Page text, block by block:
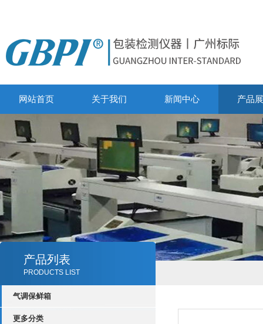
网站首页 关于我们 新闻中心 产品
产品列表
PRODUCTS LIST
气调保鲜箱
更多分类